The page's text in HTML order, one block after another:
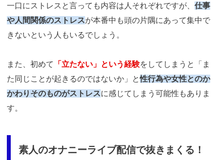
一口にストレスと言っても内容は人それぞれですが、 仕事
や人間関係のストレスが本番中も頭の片隅にあって集中で
きないという人もいるでしょう。
また、初めて 「立たない」という経験をしてしまうと「ま
た同じことが起きるのではないか」と性行為や女性とのか
かわりそのものがストレスに感じてしまう可能性もありま
す。
素人のオナニーライブ配信で抜きまくる！